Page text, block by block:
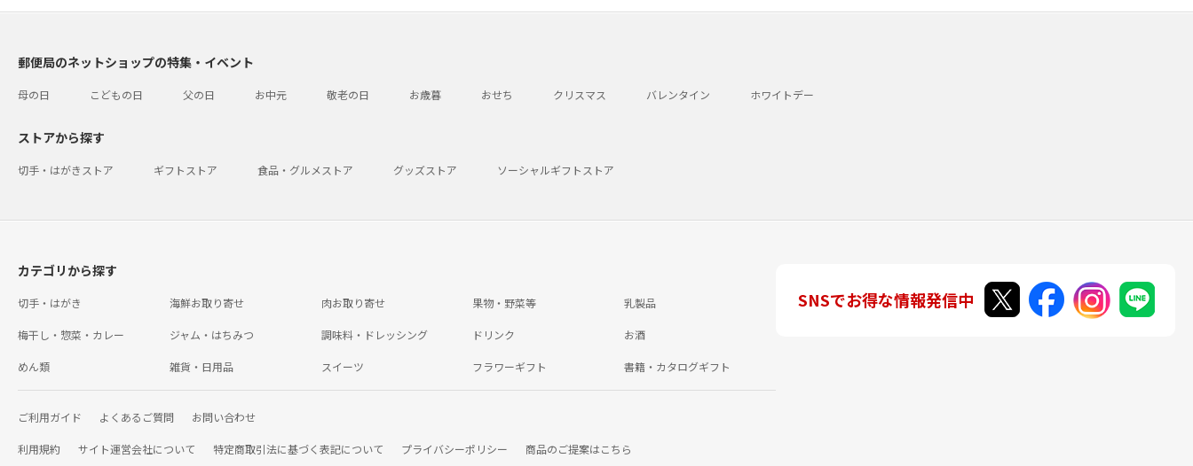
郵便局のネットショップの特集・イベント
母の日 こどもの日 父の日 お中元 敬老の日 お歳暮 おせち クリスマス バレンタイン ホワイトデー
ストアから探す
切手・はがきストア ギフトストア 食品・グルメストア グッズストア ソーシャルギフトストア
カテゴリから探す
切手・はがき 海鮮お取り寄せ 肉お取り寄せ 果物・野菜等 乳製品
梅干し・惣菜・カレー ジャム・はちみつ 調味料・ドレッシング ドリンク お酒
めん類 雑貨・日用品 スイーツ フラワーギフト 書籍・カタログギフト
ご利用ガイド よくあるご質問 お問い合わせ
利用規約 サイト運営会社について 特定商取引法に基づく表記について プライバシーポリシー 商品のご提案はこちら
SNSでお得な情報発信中